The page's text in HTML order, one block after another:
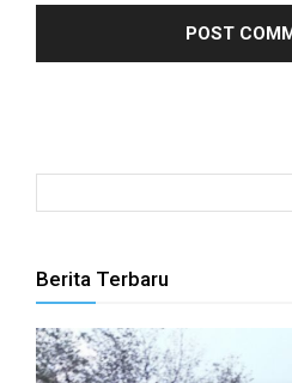
Berita Terbaru